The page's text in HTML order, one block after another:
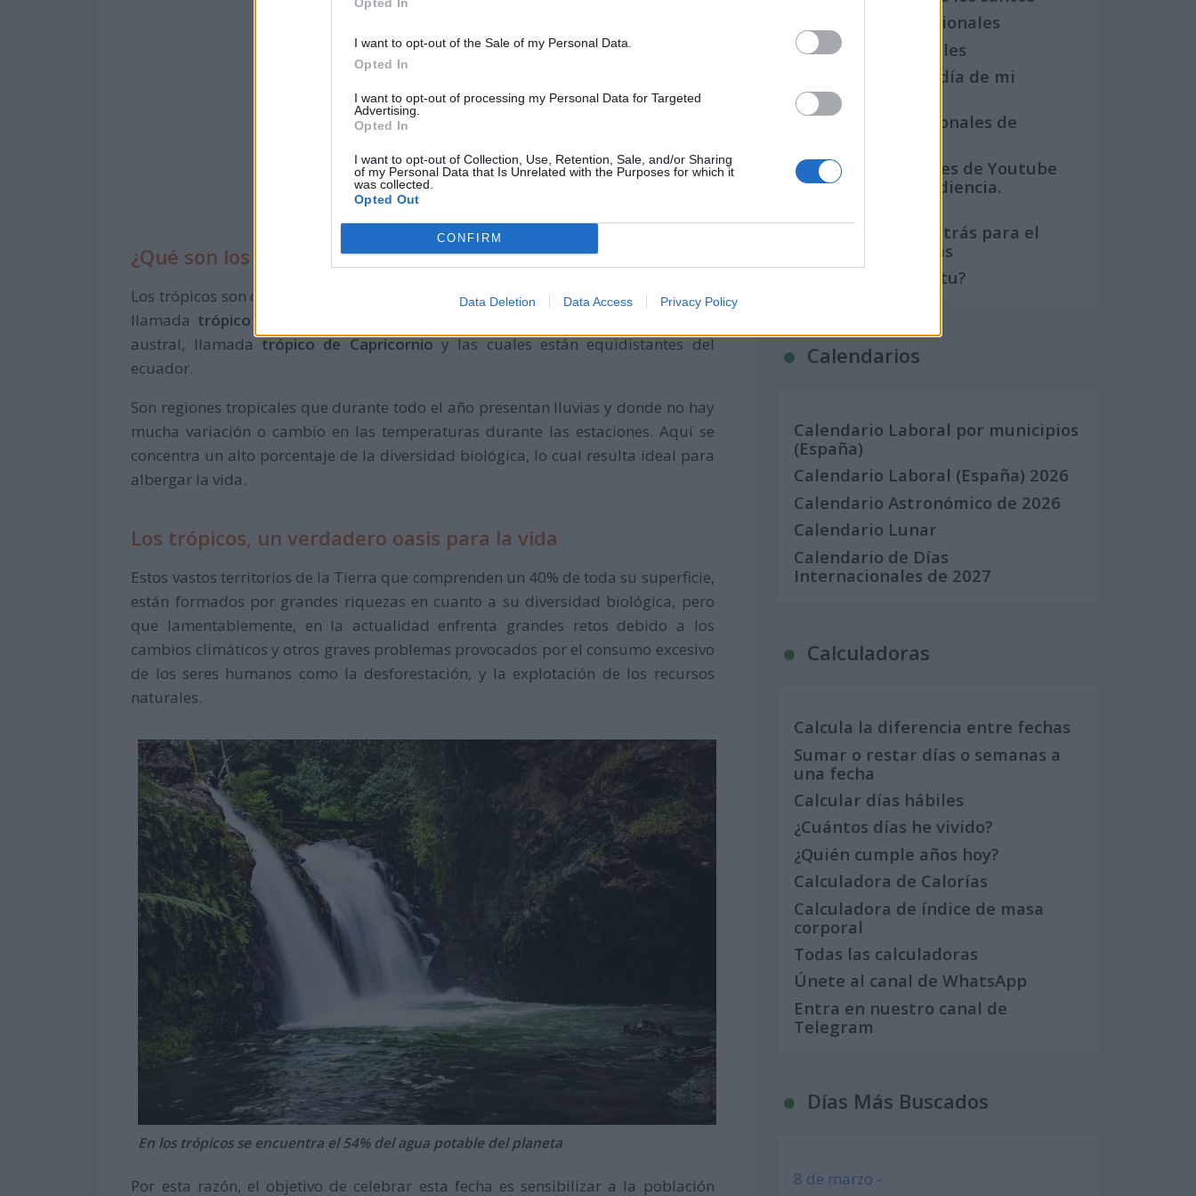
I want to opt-out of the Sale of my Personal Data.
Opted In
I want to opt-out of processing my Personal Data for Targeted
Advertising.
Opted In
I want to opt-out of Collection, Use, Retention, Sale, and/or Sharing
of my Personal Data that Is Unrelated with the Purposes for which it
was collected.
Opted Out
CONFIRM
Data Deletion Data Access Privacy Policy
¿Qué son los trópicos?
Los trópicos son dos regiones de la Tierra. La primera ubicada entre los paralelos
llamada trópico de Cáncer
austral, llamadatrópico de Capricornioy las cuales están equidistantes del
ecuador.
Son regiones tropicales que durante todo el año presentan lluvias y donde no hay
mucha variación o cambio en las temperaturas durante las estaciones. Aquí se
concentra un alto porcentaje de la diversidad biológica, lo cual resulta ideal para
albergar la vida.
Los trópicos, un verdadero oasis para la vida
Estos vastos territorios de la Tierra que comprenden un 40% de toda su superficie,
están formados por grandes riquezas en cuanto a su diversidad biológica, pero
que lamentablemente, en la actualidad enfrenta grandes retos debido a los
cambios climáticos y otros graves problemas provocados por el consumo excesivo
de los seres humanos como la desforestación, y la explotación de los recursos
naturales.
En los trópicos se encuentra el 54% del agua potable del planeta
Por esta razón, el objetivo de celebrar esta fecha es sensibilizar a la población
Semanas Internacionales
Años Internacionales
Qué se celebra el día de mi
cumpleaños
Eventos internacionales de
Los mejores canales de Youtube
según nuestra audiencia.
Crea una cuenta atrás para el
evento que quieras
¿Qué día crearías tu?
Calendarios
Calendario Laboral por municipios
(España)
Calendario Laboral (España) 2026
Calendario Astronómico de 2026
Calendario Lunar
Calendario de Días
Internacionales de 2027
Calculadoras
Calcula la diferencia entre fechas
Sumar o restar días o semanas a
una fecha
Calcular días hábiles
¿Cuántos días he vivido?
¿Quién cumple años hoy?
Calculadora de Calorías
Calculadora de índice de masa
corporal
Todas las calculadoras
Únete al canal de WhatsApp
Entra en nuestro canal de
Telegram
Días Más Buscados
8 de marzo -